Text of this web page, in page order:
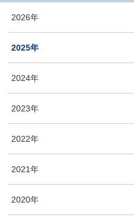
2026年
2025年
2024年
2023年
2022年
2021年
2020年